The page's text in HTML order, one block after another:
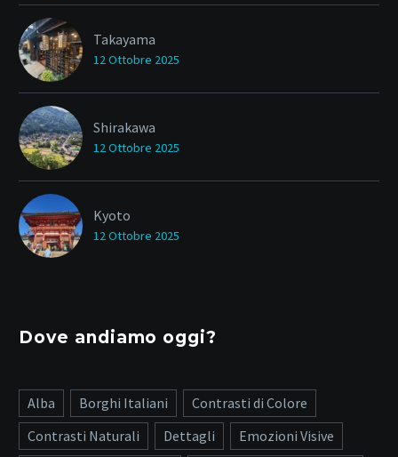
Takayama
12 Ottobre 2025
Shirakawa
12 Ottobre 2025
Kyoto
12 Ottobre 2025
Dove andiamo oggi?
Alba Borghi Italiani
Contrasti di Colore
Contrasti Naturali
Dettagli
Emozioni Visive